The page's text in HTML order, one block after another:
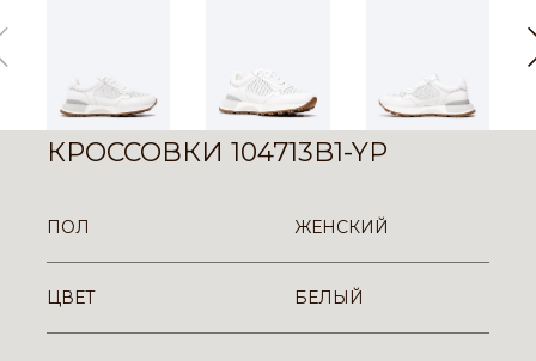
КРОССОВКИ 104713B1-YP
ПОЛ ЖЕНСКИЙ
ЦВЕТ БЕЛЫЙ